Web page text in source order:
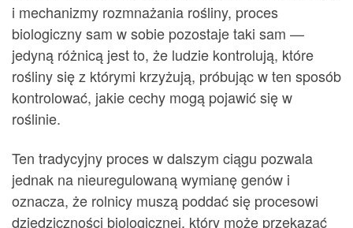
i mechanizmy rozmnażania rośliny, proces
biologiczny sam w sobie pozostaje taki sam —
jedyną różnicą jest to, że ludzie kontrolują, które
rośliny się z którymi krzyżują, próbując w ten sposób
kontrolować, jakie cechy mogą pojawić się w
roślinie.
Ten tradycyjny proces w dalszym ciągu pozwala
jednak na nieuregulowaną wymianę genów i
oznacza, że rolnicy muszą poddać się procesowi
dziedziczności biologicznej, który może przekazać